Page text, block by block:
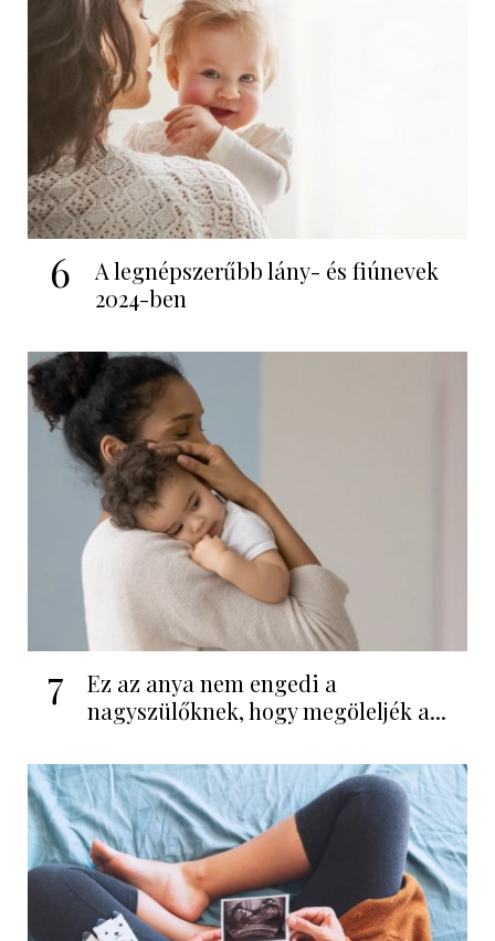
6
A legnépszerűbb lány- és fiúnevek
2024-ben
7
Ez az anya nem engedi a
nagyszülőknek, hogy megöleljék a...